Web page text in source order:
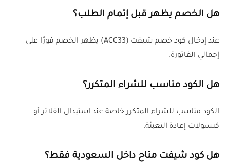
هل الخصم يظهر قبل إتمام الطلب؟
عند إدخال كود خصم شيفت (ACC33) يظهر الخصم فورًا على
إجمالي الفاتورة.
هل الكود مناسب للشراء المتكرر؟
الكود مناسب للشراء المتكرر خاصة عند استبدال الفلاتر أو
كبسولات إعادة التعبئة.
هل كود شيفت متاح داخل السعودية فقط؟